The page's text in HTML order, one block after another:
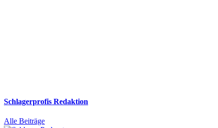
Schlagerprofis Redaktion
Alle Beiträge